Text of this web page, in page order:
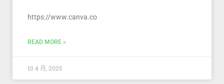
https://www.canva.co
READ MORE »
10 4 月, 2025